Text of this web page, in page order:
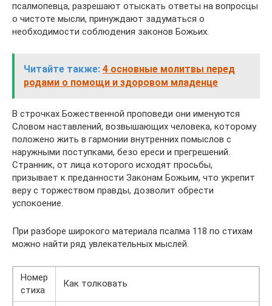
псалмопевца, разрешают отыскать ответы на вопросцы
о чистоте мысли, принуждают задуматься о
необходимости соблюдения законов Божьих.
Читайте также: 4 основные молитвы перед
родами о помощи и здоровом младенце
В строчках Божественной проповеди они именуются
Словом наставлений, возвышающих человека, которому
положено жить в гармонии внутренних помыслов с
наружными поступками, безо ереси и прегрешений.
Странник, от лица которого исходят просьбы,
призывает к преданности Законам Божьим, что укрепит
веру с торжеством правды, дозволит обрести
успокоение.
При разборе широкого материала псалма 118 по стихам
можно найти ряд увлекательных мыслей.
Номер
стиха
Как толковать